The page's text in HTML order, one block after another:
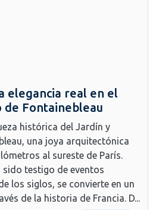
elegancia real en el
de Fontainebleau
histórica del Jardín y
una joya arquitectónica
al sureste de París.
sido testigo de eventos
los siglos, se convierte en un
de la historia de Francia. D...